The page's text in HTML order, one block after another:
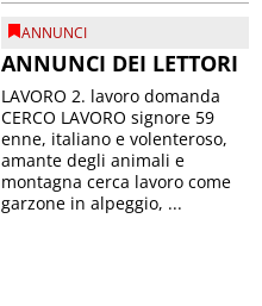
ANNUNCI
ANNUNCI DEI LETTORI
LAVORO 2. lavoro domanda
CERCO LAVORO signore 59
enne, italiano e volenteroso,
amante degli animali e
montagna cerca lavoro come
garzone in alpeggio, ...